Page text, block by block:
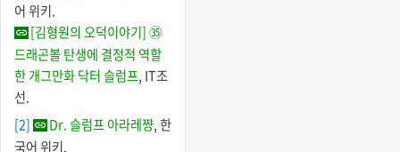
어 위키.
[김형원의 오덕이야기] ㉟
드래곤볼 탄생에 결정적 역할
한 개그만화 닥터 슬럼프, IT조
선.
[2]
Dr. 슬럼프 아라레쨩, 한
국어 위키.